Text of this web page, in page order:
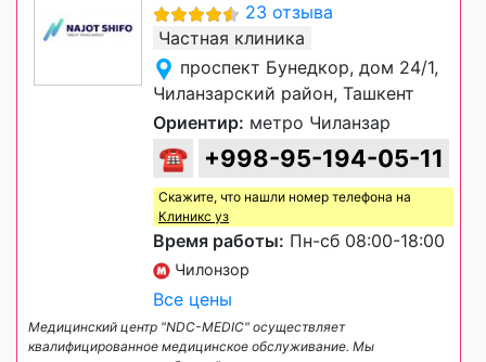
23 отзыва
Частная клиника
проспект Бунедкор, дом 24/1,
Чиланзарский район, Ташкент
Ориентир: метро Чиланзар
☎ +998-95-194-05-11
Скажите, что нашли номер телефона на
Клиникс уз
Время работы: Пн-сб 08:00-18:00
Чилонзор
Все цены
Медицинский центр "NDC-MEDIC" осуществляет
квалифицированное медицинское обслуживание. Мы